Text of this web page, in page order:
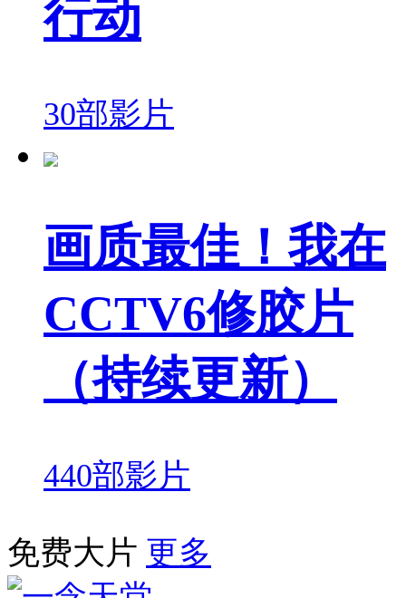
行动
30部影片
画质最佳！我在
CCTV6修胶片
（持续更新）
440部影片
免费大片 更多